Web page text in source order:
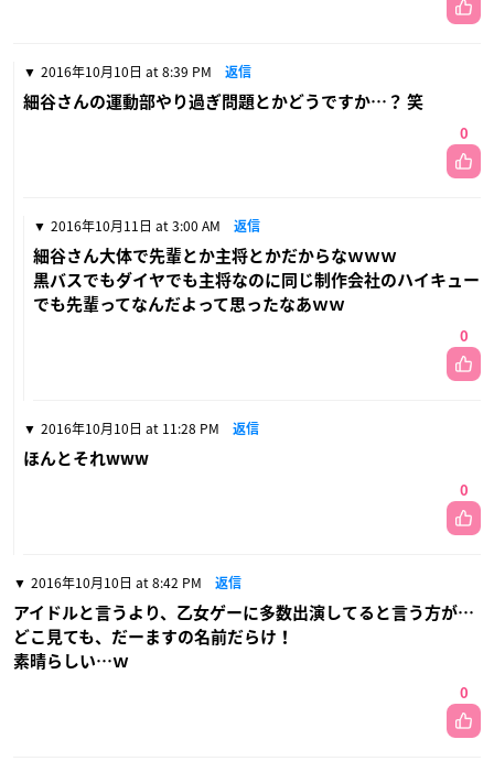
2016年10月10日 at 8:39 PM 返信
細谷さんの運動部やり過ぎ問題とかどうですか…？ 笑
0
2016年10月11日 at 3:00 AM 返信
細谷さん大体で先輩とか主将とかだからなｗｗｗ
黒バスでもダイヤでも主将なのに同じ制作会社のハイキュー
でも先輩ってなんだよって思ったなあｗｗ
0
2016年10月10日 at 11:28 PM 返信
ほんとそれwww
0
2016年10月10日 at 8:42 PM 返信
アイドルと言うより、乙女ゲーに多数出演してると言う方が…
どこ見ても、だーますの名前だらけ！
素晴らしい…ｗ
0